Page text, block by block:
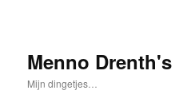
Menno Drenth's
Mijn dingetjes…